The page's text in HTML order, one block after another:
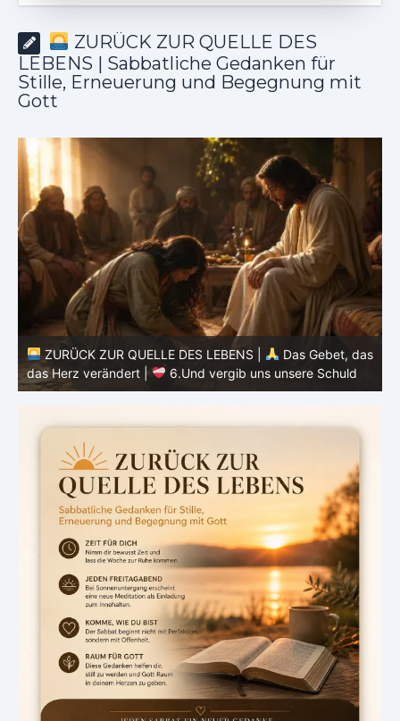
ZURÜCK ZUR QUELLE DES
LEBENS | Sabbatliche Gedanken für
Stille, Erneuerung und Begegnung mit
Gott
ZURÜCK ZUR QUELLE DES LEBENS |
Das Gebet, das
das Herz verändert |
6.Und vergib uns unsere Schuld